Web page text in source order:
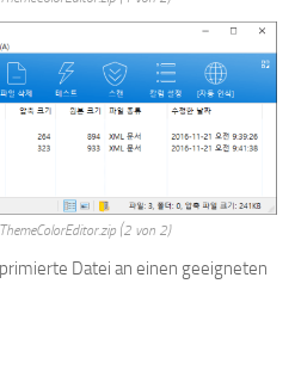
(2 von 2)
Datei an einen geeigneten